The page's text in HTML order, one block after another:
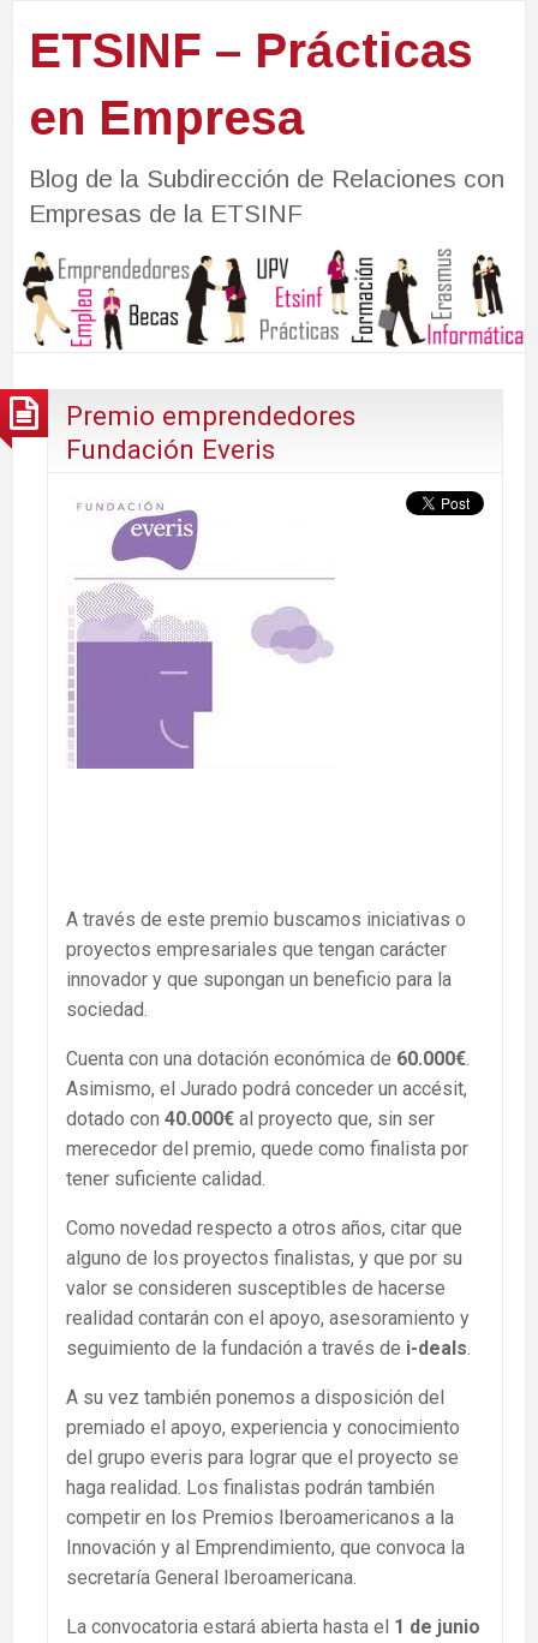
ETSINF – Prácticas
en Empresa
Blog de la Subdirección de Relaciones con
Empresas de la ETSINF
Premio emprendedores
Fundación Everis
A través de este premio buscamos iniciativas o
proyectos empresariales que tengan carácter
innovador y que supongan un beneficio para la
sociedad.
Cuenta con una dotación económica de 60.000€
Asimismo, el Jurado podrá conceder un accésit,
dotado con 40.000€ al proyecto que, sin ser
merecedor del premio, quede como finalista por
tener suficiente calidad.
Como novedad respecto a otros años, citar que
alguno de los proyectos finalistas, y que por su
valor se consideren susceptibles de hacerse
realidad contarán con el apoyo, asesoramiento y
seguimiento de la fundación a través de i-deals
A su vez también ponemos a disposición del
premiado el apoyo, experiencia y conocimiento
del grupo everis para lograr que el proyecto se
haga realidad. Los finalistas podrán también
competir en los Premios Iberoamericanos a la
Innovación y al Emprendimiento, que convoca la
secretaría General Iberoamericana.
La convocatoria estará abierta hasta el 1 de junio